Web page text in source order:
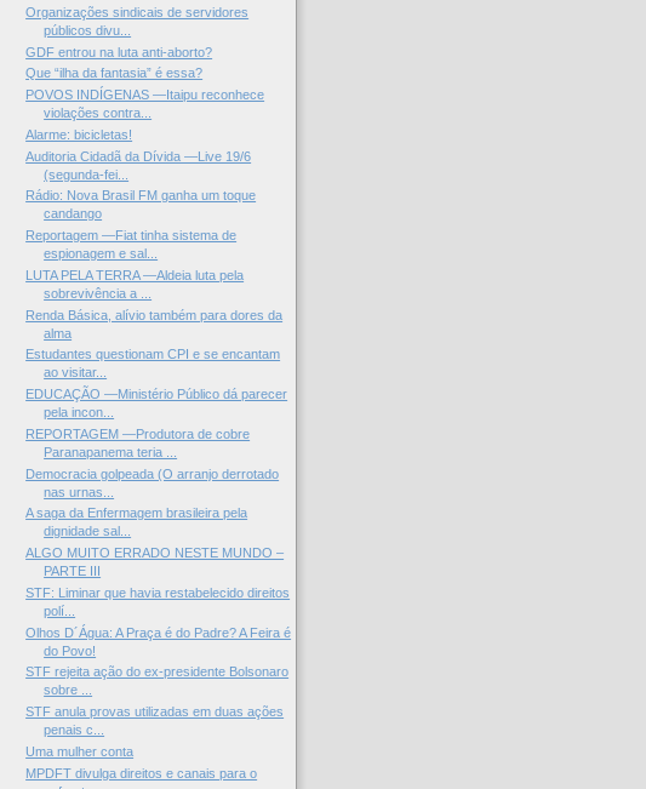
Organizações sindicais de servidores
públicos divu...
GDF entrou na luta anti-aborto?
Que “ilha da fantasia” é essa?
POVOS INDÍGENAS —Itaipu reconhece
violações contra...
Alarme: bicicletas!
Auditoria Cidadã da Dívida —Live 19/6
(segunda-fei...
Rádio: Nova Brasil FM ganha um toque
candango
Reportagem —Fiat tinha sistema de
espionagem e sal...
LUTA PELA TERRA —Aldeia luta pela
sobrevivência a ...
Renda Básica, alívio também para dores da
alma
Estudantes questionam CPI e se encantam
ao visitar...
EDUCAÇÃO —Ministério Público dá parecer
pela incon...
REPORTAGEM —Produtora de cobre
Paranapanema teria ...
Democracia golpeada (O arranjo derrotado
nas urnas...
A saga da Enfermagem brasileira pela
dignidade sal...
ALGO MUITO ERRADO NESTE MUNDO –
PARTE III
STF: Liminar que havia restabelecido direitos
polí...
Olhos D´Água: A Praça é do Padre? A Feira é
do Povo!
STF rejeita ação do ex-presidente Bolsonaro
sobre ...
STF anula provas utilizadas em duas ações
penais c...
Uma mulher conta
MPDFT divulga direitos e canais para o